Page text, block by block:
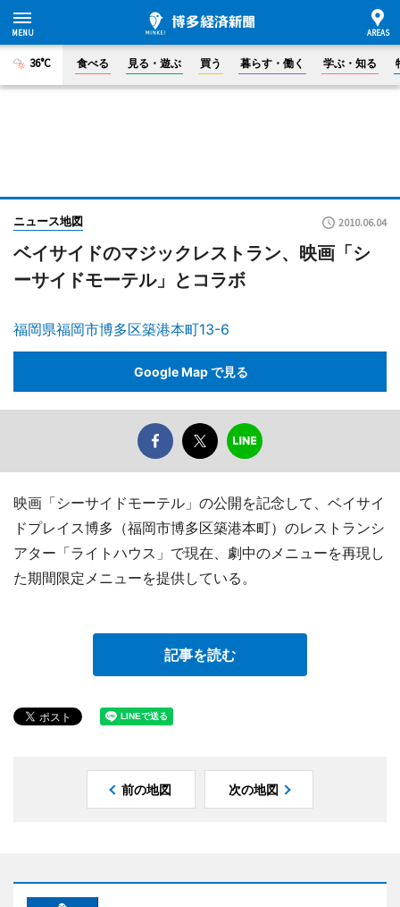
36°C 食べる 見る・遊ぶ 買う 暮らす・働く 学ぶ・知る
ニュース地図 2010.06.04
ベイサイドのマジックレストラン、映画「シ
ーサイドモーテル」とコラボ
福岡県福岡市博多区築港本町13-6
Google Map で見る
映画「シーサイドモーテル」の公開を記念して、ベイサイ
ドプレイス博多（福岡市博多区築港本町）のレストランシ
アター「ライトハウス」で現在、劇中のメニューを再現し
た期間限定メニューを提供している。
記事を読む
前の地図 次の地図